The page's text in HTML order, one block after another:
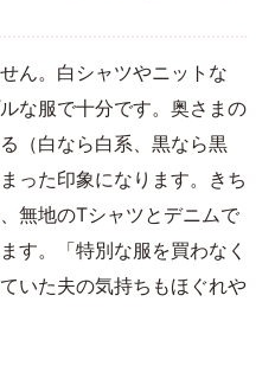
ん。白シャツやニットな
な服で十分です。奥さまの
（白なら白系、黒なら黒
った印象になります。きち
無地のTシャツとデニムで
す。「特別な服を買わなく
いた夫の気持ちもほぐれや